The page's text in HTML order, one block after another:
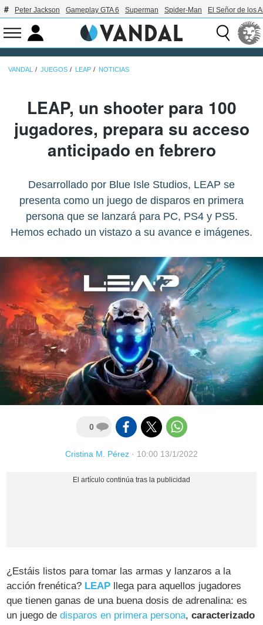
Peter Jackson Gameplay GTA 6 Superman Spider-Man El Señor de los
VANDAL JUEGOS LEAP NOTICIAS
LEAP, un shooter para 100
jugadores, prepara su acceso
anticipado en febrero
Desarrollado por Blue Isle Studios, LEAP se
presenta como un juego de disparos en primera
persona que se lanzará para PC, PS4 y PS5.
Hemos echado un vistazo a su avance e imágenes.
0
Cristina M. Pérez · 10:00 13/1/2022
¿Estáis listos para tomar las armas y lanzaros a la
acción frenética? LEAP llega para aquellos jugadores
que tienen ganas de una buena dosis de adrenalina: es
un juego dedisparos en primera persona,caracterizado